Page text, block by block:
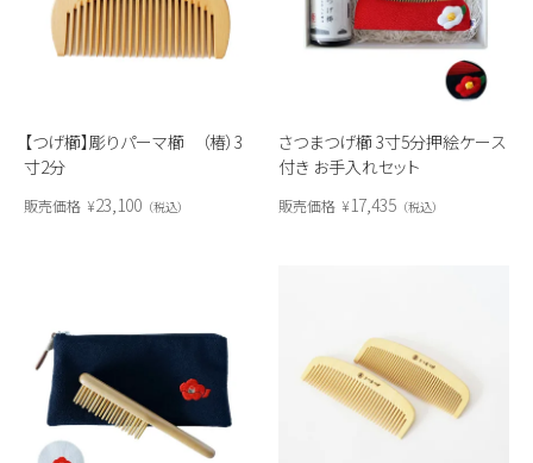
【つげ櫛】彫りパーマ櫛 （椿）3
寸2分
販売価格 ¥23,100 税込
さつまつげ櫛 3寸5分押絵ケース
付き お手入れセット
販売価格 ¥17,435 税込